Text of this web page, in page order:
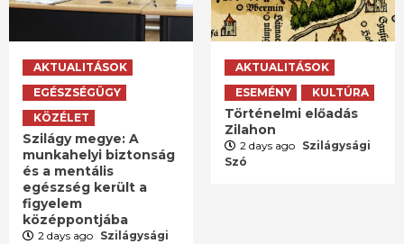
AKTUALITÁSOK
EGÉSZSÉGÜGY
KÖZÉLET
Szilágy megye: A
munkahelyi biztonság
és a mentális
egészség került a
figyelem
középpontjába
2 days ago Szilágysági
AKTUALITÁSOK
ESEMÉNY
KULTÚRA
Történelmi előadás
Zilahon
2 days ago Szilágysági
Szó